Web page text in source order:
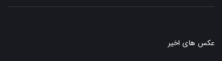
عکس های اخیر